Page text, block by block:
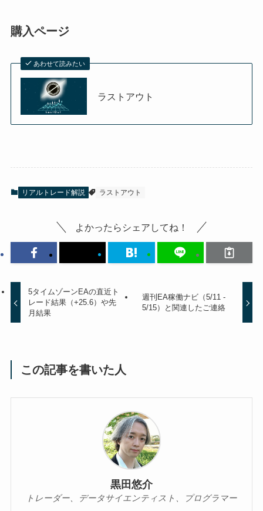
購入ページ
あわせて読みたい
ラストアウト
リアルトレード解説 ラストアウト
よかったらシェアしてね！
5タイムゾーンEAの直近ト
レード結果（+25.6）や先
月結果
週刊EA稼働ナビ（5/11 -
5/15）と関連したご連絡
この記事を書いた人
黒田悠介
トレーダー、データサイエンティスト、プログラマー